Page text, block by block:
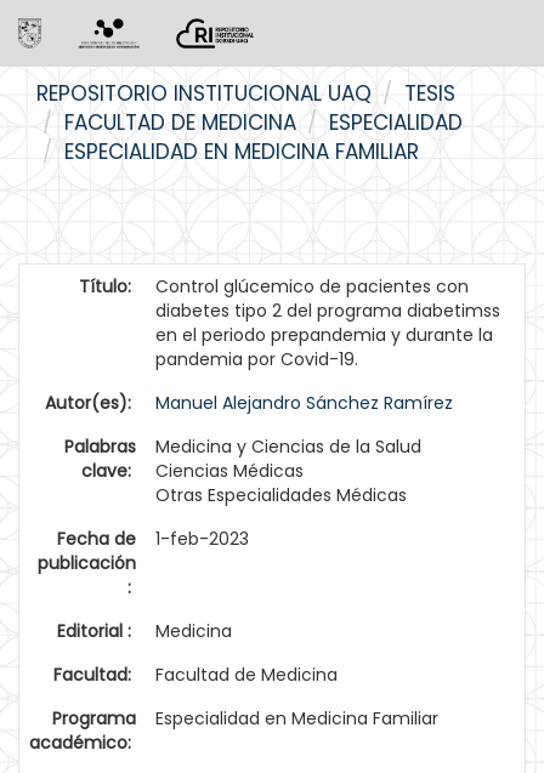
navigation
REPOSITORIO INSTITUCIONAL UAQ
TESIS
FACULTAD DE MEDICINA
ESPECIALIDAD
ESPECIALIDAD EN MEDICINA FAMILIAR
Título:
Control glúcemico de pacientes con
diabetes tipo 2 del programa diabetimss
en el periodo prepandemia y durante la
pandemia por Covid-19.
Autor(es):
Manuel Alejandro Sánchez Ramírez
Palabras
clave:
Medicina y Ciencias de la Salud
Ciencias Médicas
Otras Especialidades Médicas
Fecha de
publicación
:
1-feb-2023
Editorial :
Medicina
Facultad:
Facultad de Medicina
Programa
académico:
Especialidad en Medicina Familiar